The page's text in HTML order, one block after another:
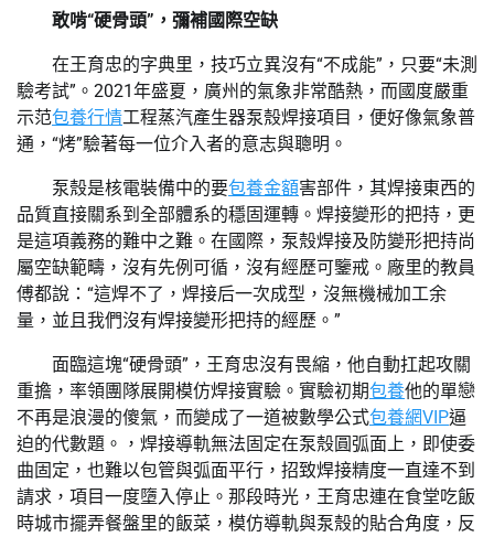
敢啃“硬骨頭”，彌補國際空缺
在王育忠的字典里，技巧立異沒有“不成能”，只要“未測
驗考試”。2021年盛夏，廣州的氣象非常酷熱，而國度嚴重
示范包養行情工程蒸汽產生器泵殼焊接項目，便好像氣象普
通，“烤”驗著每一位介入者的意志與聰明。
泵殼是核電裝備中的要包養金額害部件，其焊接東西的
品質直接關系到全部體系的穩固運轉。焊接變形的把持，更
是這項義務的難中之難。在國際，泵殼焊接及防變形把持尚
屬空缺範疇，沒有先例可循，沒有經歷可鑒戒。廠里的教員
傅都說：“這焊不了，焊接后一次成型，沒無機械加工余
量，並且我們沒有焊接變形把持的經歷。”
面臨這塊“硬骨頭”，王育忠沒有畏縮，他自動扛起攻關
重擔，率領團隊展開模仿焊接實驗。實驗初期包養他的單戀
不再是浪漫的傻氣，而變成了一道被數學公式包養網VIP逼
迫的代數題。，焊接導軌無法固定在泵殼圓弧面上，即使委
曲固定，也難以包管與弧面平行，招致焊接精度一直達不到
請求，項目一度墮入停止。那段時光，王育忠連在食堂吃飯
時城市擺弄餐盤里的飯菜，模仿導軌與泵殼的貼合角度，反